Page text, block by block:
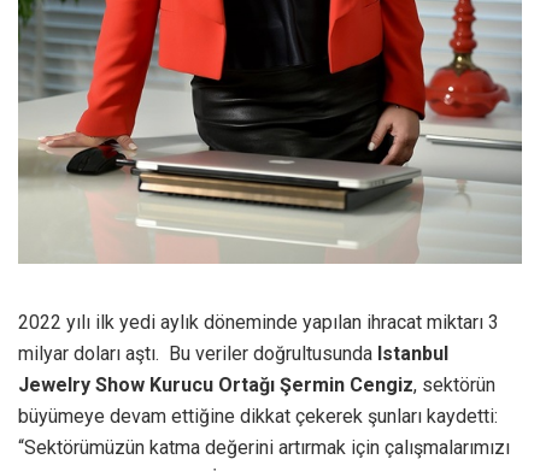
2022 yılı ilk yedi aylık döneminde yapılan ihracat miktarı 3
milyar doları aştı. Bu veriler doğrultusunda Istanbul
Jewelry Show Kurucu Ortağı Şermin Cengiz, sektörün
büyümeye devam ettiğine dikkat çekerek şunları kaydetti:
“Sektörümüzün katma değerini artırmak için çalışmalarımızı